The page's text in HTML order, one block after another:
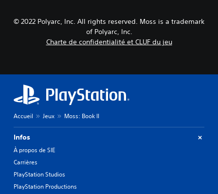
© 2022 Polyarc, Inc. All rights reserved. Moss is a trademark
of Polyarc, Inc.
Charte de confidentialité et CLUF du jeu
Accueil Jeux Moss: Book II
Infos
À propos de SIE
Carrières
PlayStation Studios
PlayStation Productions